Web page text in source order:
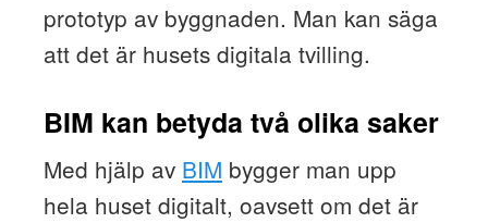
prototyp av byggnaden. Man kan säga
att det är husets digitala tvilling.
BIM kan betyda två olika saker
Med hjälp av BIM bygger man upp
hela huset digitalt, oavsett om det är